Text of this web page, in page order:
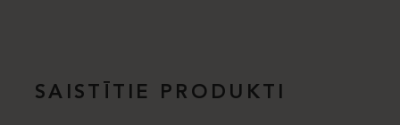
SAISTĪTIE PRODUKTI